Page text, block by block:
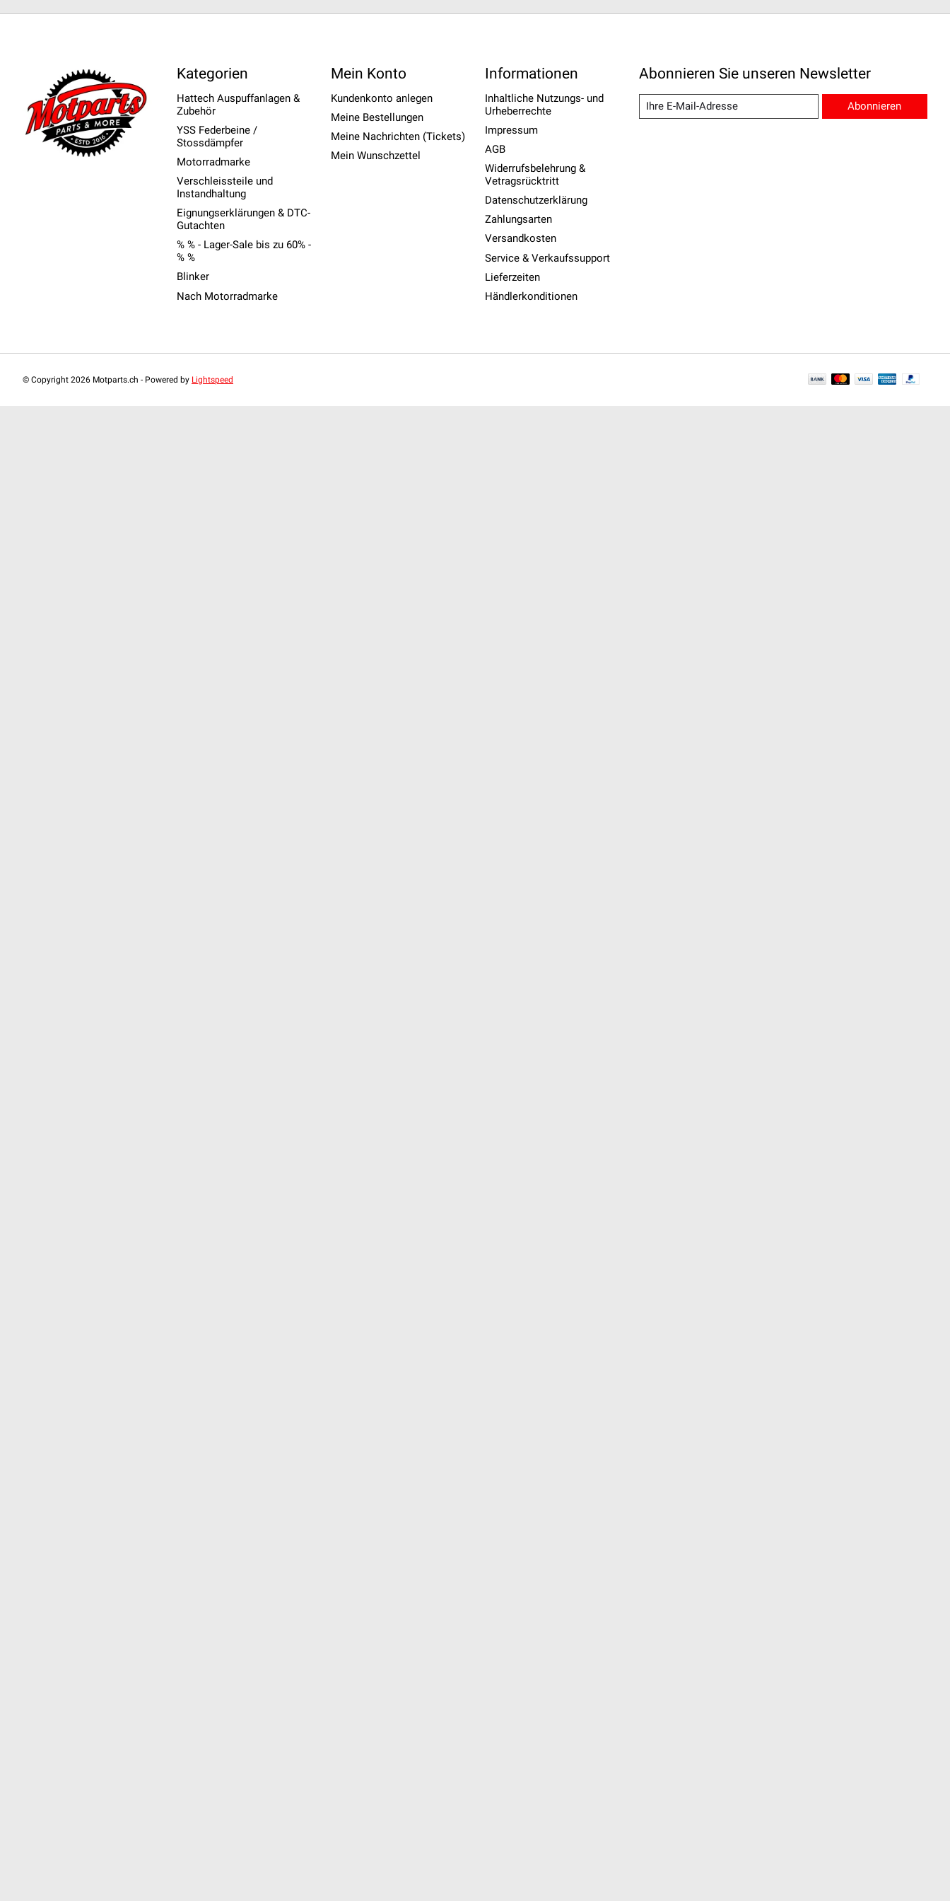
Kategorien
Hattech Auspuffanlagen &
Zubehör
YSS Federbeine /
Stossdämpfer
Motorradmarke
Verschleissteile und
Instandhaltung
Eignungserklärungen & DTC-
Gutachten
% % - Lager-Sale bis zu 60% -
% %
Blinker
Nach Motorradmarke
Mein Konto
Kundenkonto anlegen
Meine Bestellungen
Meine Nachrichten (Tickets)
Mein Wunschzettel
Informationen
Inhaltliche Nutzungs- und
Urheberrechte
Impressum
AGB
Widerrufsbelehrung &
Vetragsrücktritt
Datenschutzerklärung
Zahlungsarten
Versandkosten
Service & Verkaufssupport
Lieferzeiten
Händlerkonditionen
Abonnieren Sie unseren Newsletter
Abonnieren
© Copyright 2026 Motparts.ch - Powered by Lightspeed